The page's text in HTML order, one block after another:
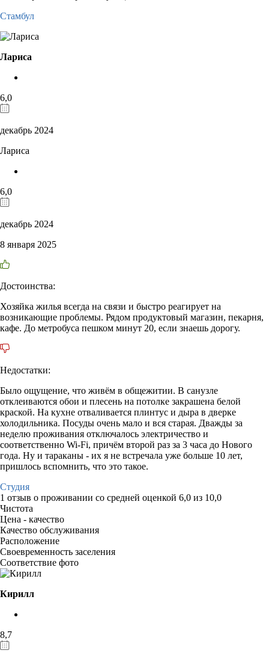
Стамбул
Лариса
6,0
декабрь 2024
Лариса
6,0
декабрь 2024
8 января 2025
Достоинства:
Хозяйка жилья всегда на связи и быстро реагирует на
возникающие проблемы. Рядом продуктовый магазин, пекарня,
кафе. До метробуса пешком минут 20, если знаешь дорогу.
Недостатки:
Было ощущение, что живём в общежитии. В санузле
отклеиваются обои и плесень на потолке закрашена белой
краской. На кухне отваливается плинтус и дыра в дверке
холодильника. Посуды очень мало и вся старая. Дважды за
неделю проживания отключалось электричество и
соответственно Wi-Fi, причём второй раз за 3 часа до Нового
года. Ну и тараканы - их я не встречала уже больше 10 лет,
пришлось вспомнить, что это такое.
Студия
1 отзыв о проживании со средней оценкой 6,0 из 10,0
Чистота
Цена - качество
Качество обслуживания
Расположение
Своевременность заселения
Соответствие фото
Кирилл
8,7